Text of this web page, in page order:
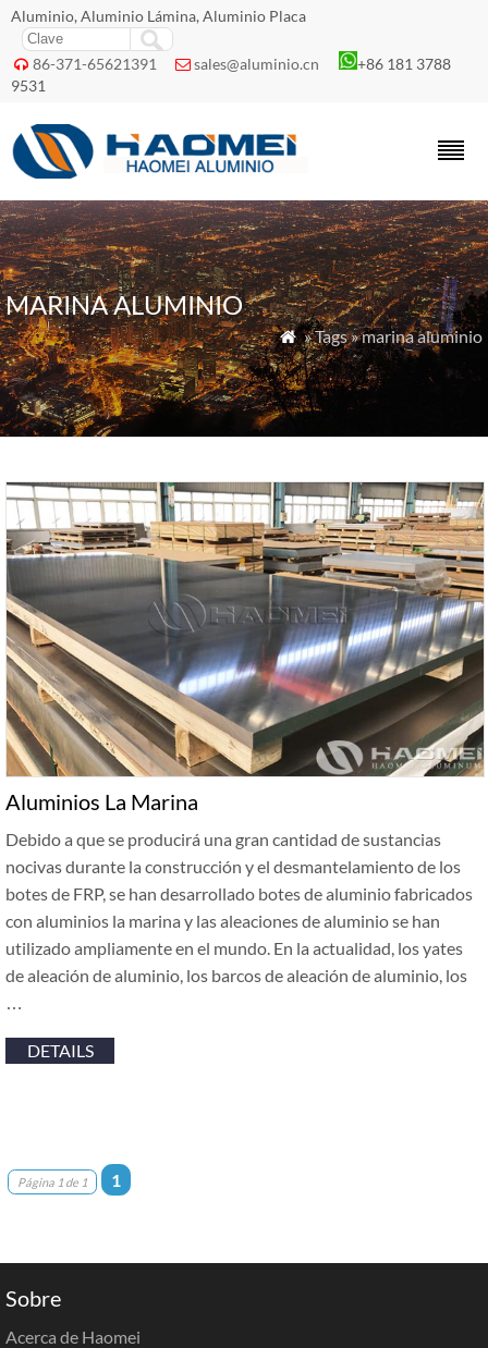
Aluminio, Aluminio Lámina, Aluminio Placa
 86-371-65621391  sales@aluminio.cn
+86 181 3788
9531
MARINA ALUMINIO
 » Tags » marina aluminio
Aluminios La Marina
Debido a que se producirá una gran cantidad de sustancias
nocivas durante la construcción y el desmantelamiento de los
botes de FRP, se han desarrollado botes de aluminio fabricados
con aluminios la marina y las aleaciones de aluminio se han
utilizado ampliamente en el mundo. En la actualidad, los yates
de aleación de aluminio, los barcos de aleación de aluminio, los
DETAILS
Página 1 de 1 1
Sobre
Acerca de Haomei